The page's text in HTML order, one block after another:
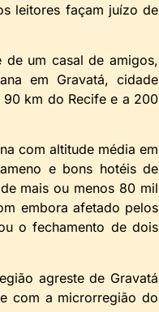
leitores façam juízo de
de um casal de amigos,
em Gravatá, cidade
90 km do Recife e a 200
com altitude média em
e bons hotéis de
mais ou menos 80 mil
embora afetado pelos
o fechamento de dois
agreste de Gravatá
com a microrregião do